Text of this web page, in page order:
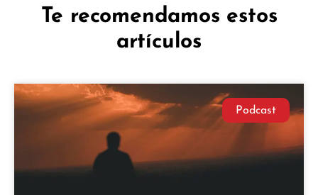
Te recomendamos estos
artículos
Podcast